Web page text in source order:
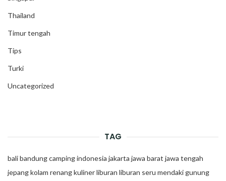
Thailand
Timur tengah
Tips
Turki
Uncategorized
TAG
balibandungcampingindonesia jakarta jawa barat jawa tengah
jepangkolam renangkulinerliburan liburan seru mendaki gunung